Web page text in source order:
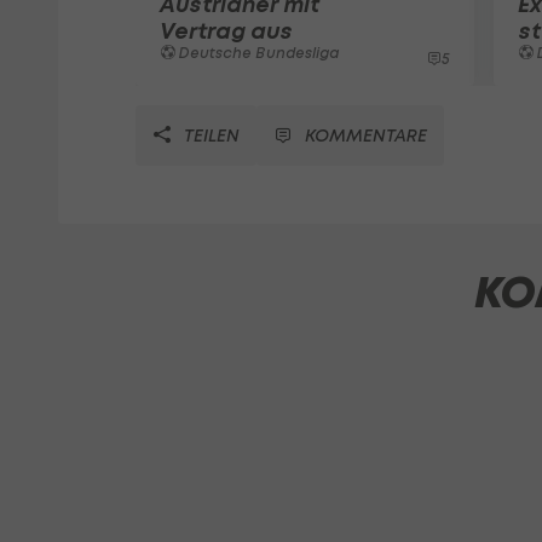
Vertrag aus
Deutsche Bundesliga 5
TEILEN KOMMENTARE